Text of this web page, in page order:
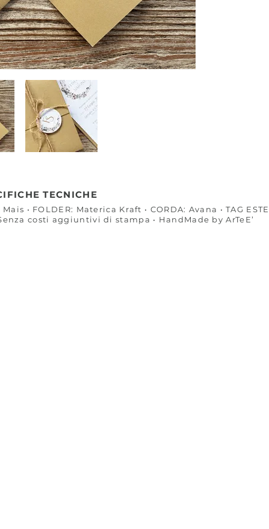
TECNICHE
• FOLDER: Materica Kraft • CORDA: Avana • TAG
costi aggiuntivi di stampa • HandMade by ArTeE’